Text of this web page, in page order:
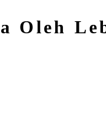
Oleh